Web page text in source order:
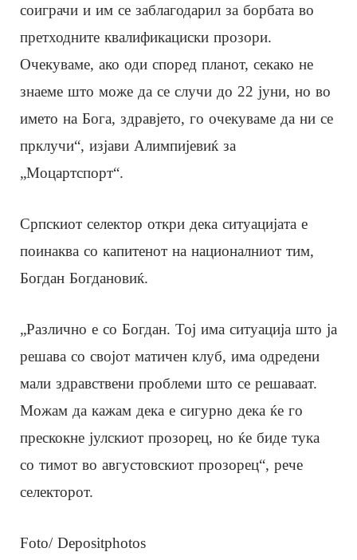
соиграчи и им се заблагодарил за борбата во
претходните квалификациски прозори.
Очекуваме, ако оди според планот, секако не
знаеме што може да се случи до 22 јуни, но во
името на Бога, здравјето, го очекуваме да ни се
прклучи“, изјави Алимпијевиќ за
„Моцартспорт“.
Српскиот селектор откри дека ситуацијата е
поинаква со капитенот на националниот тим,
Богдан Богдановиќ.
„Различно е со Богдан. Тој има ситуација што ја
решава со својот матичен клуб, има одредени
мали здравствени проблеми што се решаваат.
Можам да кажам дека е сигурно дека ќе го
прескокне јулскиот прозорец, но ќе биде тука
со тимот во августовскиот прозорец“, рече
селекторот.
Foto/ Depositphotos